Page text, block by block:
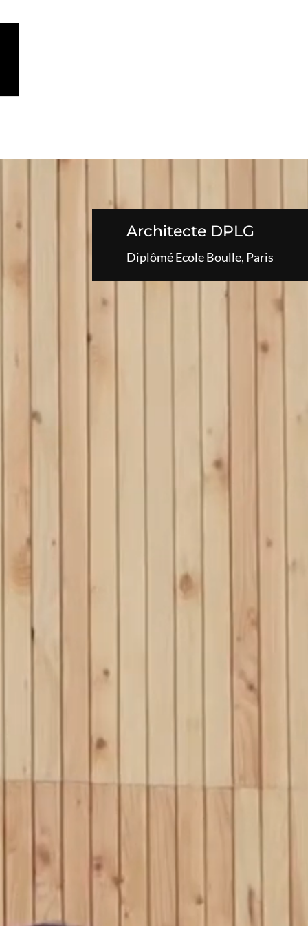
Architecte DPLG
Diplômé Ecole Boulle, Paris